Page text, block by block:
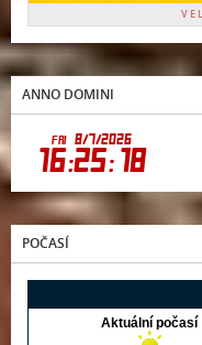
V E
ANNO DOMINI
POČASÍ